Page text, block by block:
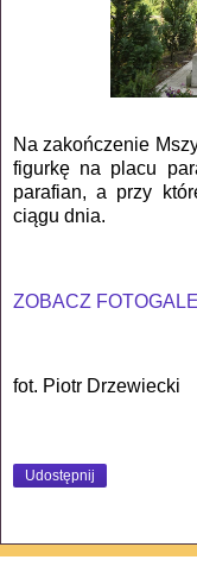
Na zakończenie
figurkę na placu
parafian, a przy
ciągu dnia.
ZOBACZ
fot. Piotr Drzewiecki
Udostępnij